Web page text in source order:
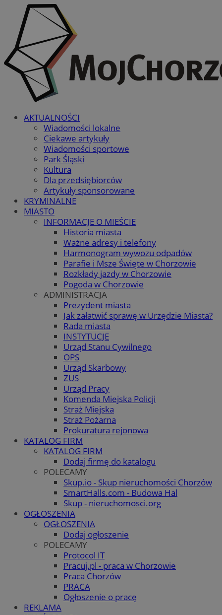
AKTUALNOŚCI
Wiadomości lokalne
Ciekawe artykuły
Wiadomości sportowe
Park Śląski
Kultura
Dla przedsiębiorców
Artykuły sponsorowane
KRYMINALNE
MIASTO
INFORMACJE O MIEŚCIE
Historia miasta
Ważne adresy i telefony
Harmonogram wywozu odpadów
Parafie i Msze Święte w Chorzowie
Rozkłady jazdy w Chorzowie
Pogoda w Chorzowie
ADMINISTRACJA
Prezydent miasta
Jak załatwić sprawę w Urzędzie Miasta?
Rada miasta
INSTYTUCJE
Urząd Stanu Cywilnego
OPS
Urząd Skarbowy
ZUS
Urząd Pracy
Komenda Miejska Policji
Straż Miejska
Straż Pożarna
Prokuratura rejonowa
KATALOG FIRM
KATALOG FIRM
Dodaj firmę do katalogu
POLECAMY
Skup.io - Skup nieruchomości Chorzów
SmartHalls.com - Budowa Hal
Skup - nieruchomosci.org
OGŁOSZENIA
OGŁOSZENIA
Dodaj ogłoszenie
POLECAMY
Protocol IT
Pracuj.pl - praca w Chorzowie
Praca Chorzów
PRACA
Ogłoszenie o pracę
REKLAMA